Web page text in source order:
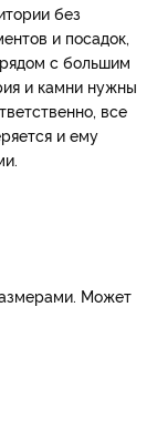
без
и посадок,
с большим
и камни нужны
все
и ему
Может